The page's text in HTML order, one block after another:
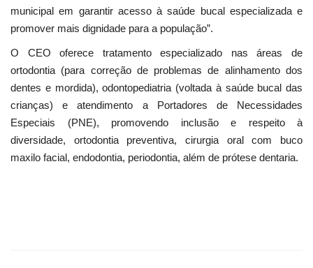
municipal em garantir acesso à saúde bucal especializada e
promover mais dignidade para a população”.
O CEO oferece tratamento especializado nas áreas de
ortodontia (para correção de problemas de alinhamento dos
dentes e mordida), odontopediatria (voltada à saúde bucal das
crianças) e atendimento a Portadores de Necessidades
Especiais (PNE), promovendo inclusão e respeito à
diversidade, ortodontia preventiva, cirurgia oral com buco
maxilo facial, endodontia, periodontia, além de prótese dentaria.